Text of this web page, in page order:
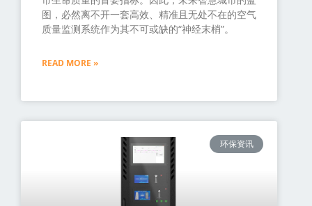
图，必然离不开一套高效、精准且无处不在的空气
质量监测系统作为其不可或缺的“神经末梢”。
READ MORE »
环保资讯